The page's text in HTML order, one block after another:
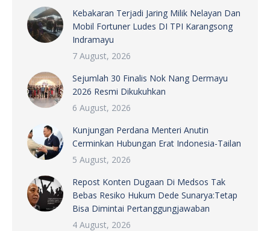
Kebakaran Terjadi Jaring Milik Nelayan Dan
Mobil Fortuner Ludes DI TPI Karangsong
Indramayu
7 August, 2026
Sejumlah 30 Finalis Nok Nang Dermayu
2026 Resmi Dikukuhkan
6 August, 2026
Kunjungan Perdana Menteri Anutin
Cerminkan Hubungan Erat Indonesia-Tailan
5 August, 2026
Repost Konten Dugaan Di Medsos Tak
Bebas Resiko Hukum Dede Sunarya:Tetap
Bisa Dimintai Pertanggungjawaban
4 August, 2026